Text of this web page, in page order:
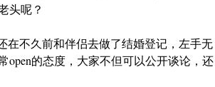
头呢？
在不久前和伴侣去做了结婚登记，左手无
open的态度，大家不但可以公开谈论，还